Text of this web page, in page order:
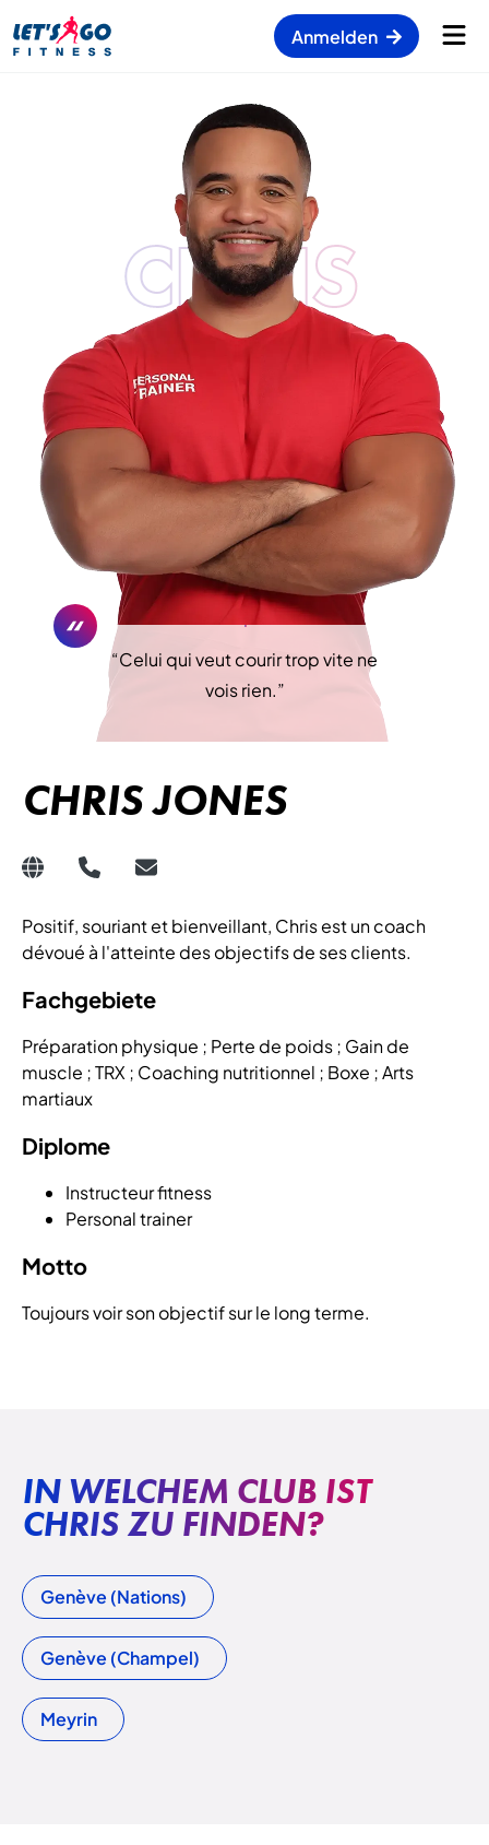
Anmelden
CHRIS
“Celui qui veut courir trop vite ne
vois rien.”
CHRIS JONES
Positif, souriant et bienveillant, Chris est un coach
dévoué à l'atteinte des objectifs de ses clients.
Fachgebiete
Préparation physique ; Perte de poids ; Gain de
muscle ; TRX ; Coaching nutritionnel ; Boxe ; Arts
martiaux
Diplome
Instructeur fitness
Personal trainer
Motto
Toujours voir son objectif sur le long terme.
IN WELCHEM CLUB IST
CHRIS ZU FINDEN?
Genève (Nations)
Genève (Champel)
Meyrin